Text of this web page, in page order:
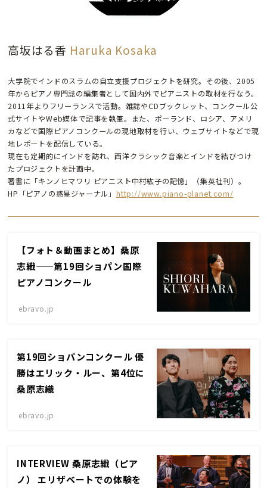
高坂はる香 Haruka Kosaka
大学院でインドのスラムの自立支援プロジェクトを研究。その後、2005
年からピアノ専門誌の編集者として国内外でピアニストの取材を行なう。
2011年よりフリーランスで活動。雑誌やCDブックレット、コンクール公
式サイトやWeb媒体で記事を執筆。また、ポーランド、ロシア、アメリ
カなどで国際ピアノコンクールの現地取材を行い、ウェブサイトなどで現
地レポートを配信している。
現在も定期的にインドを訪れ、西洋クラシック音楽とインドを結びつけ
たプロジェクトを計画中。
著書に「キンノヒマワリ ピアニスト中村紘子の記憶」（集英社刊）。
HP「ピアノの惑星ジャーナル」http://www.piano-planet.com/
【フォト＆動画まとめ】桑原
志織——第19回ショパン国際
ピアノコンクール
ebravo.jp
第19回ショパンコンクール 優
勝はエリック・ルー、第4位に
桑原志織
ebravo.jp
INTERVIEW 桑原志織（ピア
ノ） エリザベートでの体験を